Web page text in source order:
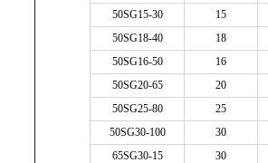
50SG15-30
15
50SG18-40
18
50SG16-50
16
50SG20-65
20
50SG25-80
25
50SG30-100
30
65SG30-15
30